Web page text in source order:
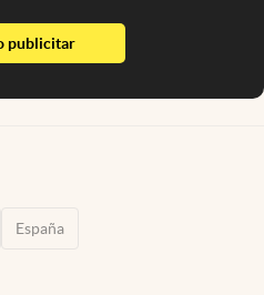
publicitarabre en nueva pestaña
España